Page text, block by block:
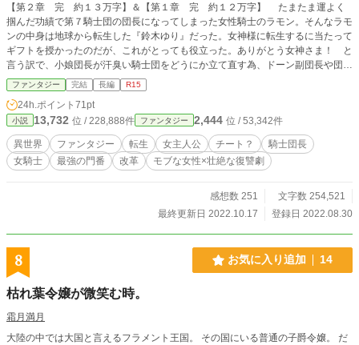
【第２章 完 約１３万字】＆【第１章 完 約１２万字】 たまたま運よく
掴んだ功績で第７騎士団の団長になってしまった女性騎士のラモン。そんなラモ
ンの中身は地球から転生した『鈴木ゆり』だった。女神様に転生するに当たって
ギフトを授かったのだが、これがとっても役立った。ありがとう女神さま！ と
言う訳で、小娘団長が汗臭い騎士団をどうにか立て直す為、ドーン副団長や団員
達とキレイにしたり、旨〜いしたり、キュンキュンしたりするほのぼの物語で
す。 【第１章 ようこそ第７騎士団へ】 騎士団の中で窓際？ 島流し先？
と囁かれる第７騎士団を立て直すべく、前世の知識で働き方改革を強行するモラ
ン。 第７は改善されるのか？ 副団長のドーンと共にあれこれと毎日大忙しで
す。 【第２章 王城と私】 第７騎士団での功績が認められて、次は第３
騎士団へ行く事になったラモン。勤務地である王城では毎日誰かと何かやらかし
てます。第３騎士団には馴染めるかな？ って、またまた異動？ 果たしてラモ
ファンタジー 完結 長編 R15
24h.ポイント 71pt
小説 13,732 位 / 228,888件 ファンタジー 2,444 位 / 53,342件
異世界 ファンタジー 転生 女主人公 チート？
騎士団長
女騎士
最強の門番 改革 モブな女性×壮絶な復讐劇
感想数 251
文字数 254,521
最終更新日 2022.10.17
登録日 2022.08.30
8 お気に入り追加 14
枯れ葉令嬢が微笑む時。
霜月満月
大陸の中では大国と言えるフラメント王国。 その国にいる普通の子爵令嬢。 だ